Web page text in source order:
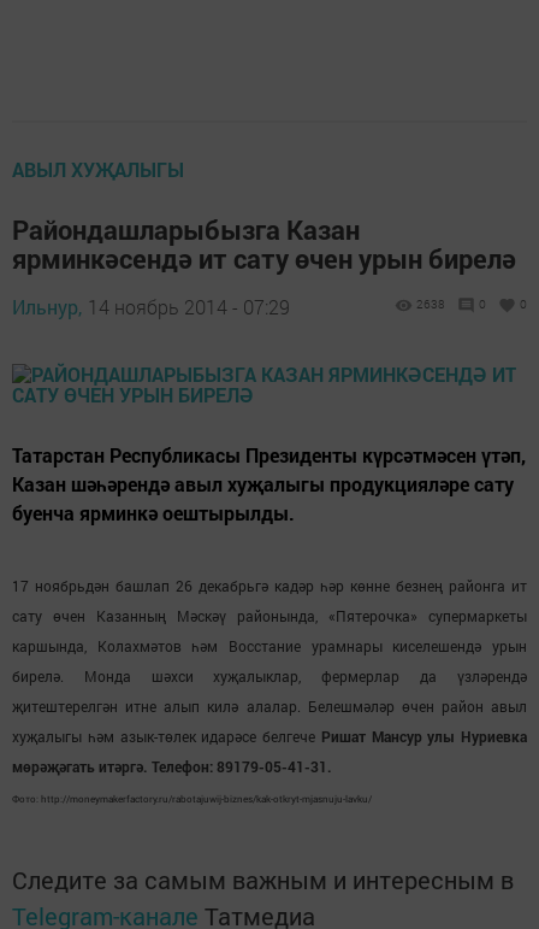
АВЫЛ ХУҖАЛЫГЫ
Райондашларыбызга Казан
ярминкәсендә ит сату өчен урын бирелә
Ильнур, 14 ноябрь 2014 - 07:29 2638 0 0
Татарстан Республикасы Президенты күрсәтмәсен үтәп,
Казан шәһәрендә авыл хуҗалыгы продукцияләре сату
буенча ярминкә оештырылды.
17 ноябрьдән башлап 26 декабрьгә кадәр һәр көнне безнең районга ит
сату өчен Казанның Мәскәү районында, «Пятерочка» супермаркеты
каршында, Колахмәтов һәм Восстание урамнары киселешендә урын
бирелә. Монда шәхси хуҗалыклар, фермерлар да үзләрендә
җитештерелгән итне алып килә алалар. Белешмәләр өчен район авыл
хуҗалыгы һәм азык-төлек идарәсе белгече Ришат Мансур улы Нуриевка
мөрәҗәгать итәргә. Телефон: 89179-05-41-31.
Фото: http://moneymakerfactory.ru/rabotajuwij-biznes/kak-otkryt-mjasnuju-lavku/
Следите за самым важным и интересным в
Telegram-канале Татмедиа